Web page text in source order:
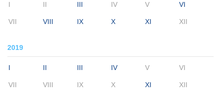
I II III IV V VI
VII VIII IX X XI XII
2019
I II III IV V VI
VII VIII IX X XI XII